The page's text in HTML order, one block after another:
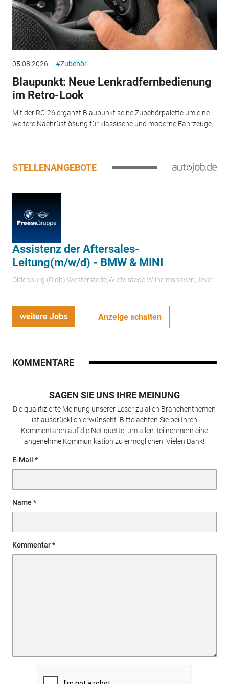
05.08.2026 #Zubehör
Blaupunkt: Neue Lenkradfernbedienung
im Retro-Look
Mit der RC-26 ergänzt Blaupunkt seine Zubehörpalette um eine
weitere Nachrüstlösung für klassische und moderne Fahrzeuge.
STELLENANGEBOTE
Assistenz der Aftersales-
Leitung(m/w/d) - BMW & MINI
Oldenburg (Oldb);Westerstede;Wiefelstede;Wilhelmshaven;Jever
weitere Jobs Anzeige schalten
KOMMENTARE
SAGEN SIE UNS IHRE MEINUNG
Die qualifizierte Meinung unserer Leser zu allen Branchenthemen
ist ausdrücklich erwünscht. Bitte achten Sie bei Ihren
Kommentaren auf die Netiquette, um allen Teilnehmern eine
angenehme Kommunikation zu ermöglichen. Vielen Dank!
E-Mail
Name
Kommentar